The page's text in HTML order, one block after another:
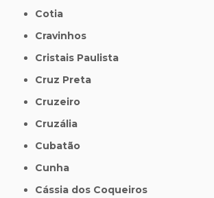
Cotia
Cravinhos
Cristais Paulista
Cruz Preta
Cruzeiro
Cruzália
Cubatão
Cunha
Cássia dos Coqueiros